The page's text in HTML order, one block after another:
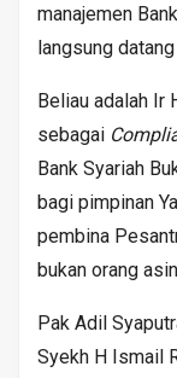
manajemen
langsung
Beliau adalah Ir
sebagai
Bank Syariah
bagi pimpinan
pembina
bukan orang
Pak Adil
Syekh H Ismail